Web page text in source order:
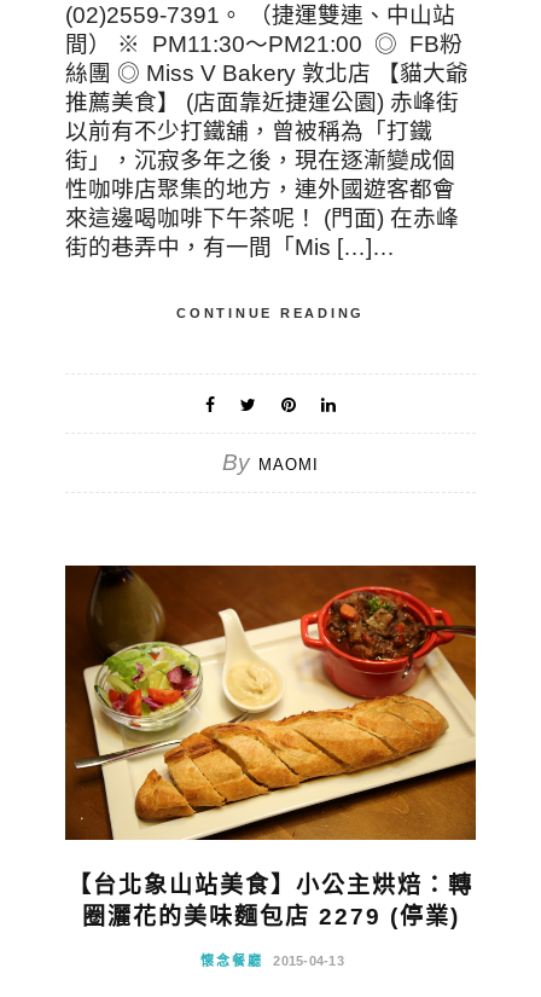
(02)2559-7391。 （捷運雙連、中山站
間） ※ PM11:30～PM21:00 ◎ FB粉
絲團 ◎ Miss V Bakery 敦北店 【貓大爺
推薦美食】 (店面靠近捷運公園) 赤峰街
以前有不少打鐵舖，曾被稱為「打鐵
街」，沉寂多年之後，現在逐漸變成個
性咖啡店聚集的地方，連外國遊客都會
來這邊喝咖啡下午茶呢！ (門面) 在赤峰
街的巷弄中，有一間「Mis […]…
CONTINUE READING
By MAOMI
【台北象山站美食】小公主烘焙：轉
圈灑花的美味麵包店 2279 (停業)
懷念餐廳 2015-04-13